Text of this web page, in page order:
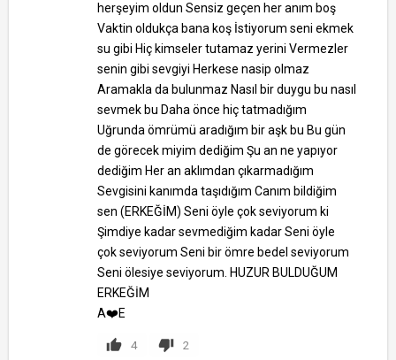
herşeyim oldun Sensiz geçen her anım boş
Vaktin oldukça bana koş İstiyorum seni ekmek
su gibi Hiç kimseler tutamaz yerini Vermezler
senin gibi sevgiyi Herkese nasip olmaz
Aramakla da bulunmaz Nasıl bir duygu bu nasıl
sevmek bu Daha önce hiç tatmadığım
Uğrunda ömrümü aradığım bir aşk bu Bu gün
de görecek miyim dediğim Şu an ne yapıyor
dediğim Her an aklımdan çıkarmadığım
Sevgisini kanımda taşıdığım Canım bildiğim
sen (ERKEĞİM) Seni öyle çok seviyorum ki
Şimdiye kadar sevmediğim kadar Seni öyle
çok seviyorum Seni bir ömre bedel seviyorum
Seni ölesiye seviyorum. HUZUR BULDUĞUM
ERKEĞİM
A❤️E
4 2